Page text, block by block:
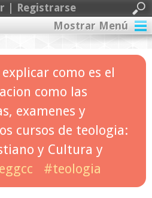
| Registrarse
Mostrar Menú
como es el
como las
examenes y
cursos de teologia:
y Cultura y
#teologia